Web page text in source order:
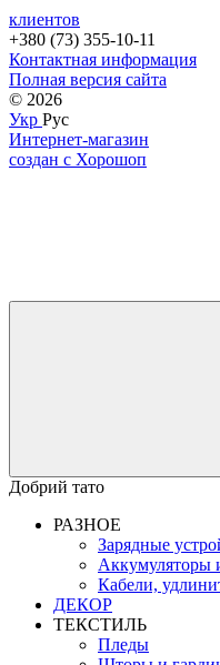
клиентов
+380 (73) 355-10-11
Контактная информация
Полная версия сайта
© 2026
Укр Рус
Интернет-магазин
создан с Хорошоп
Добрий тато
РАЗНОЕ
Зарядные
Аккумуляторы
Кабели,
ДЕКОР
ТЕКСТИЛЬ
Пледы